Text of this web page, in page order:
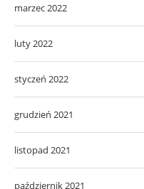
marzec 2022
luty 2022
styczeń 2022
grudzień 2021
listopad 2021
październik 2021